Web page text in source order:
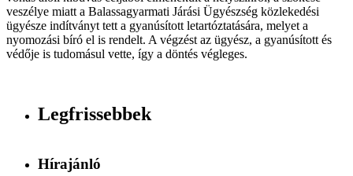
veszélye miatt a Balassagyarmati Járási Ügyészség közlekedési
ügyésze indítványt tett a gyanúsított letartóztatására, melyet a
nyomozási bíró el is rendelt. A végzést az ügyész, a gyanúsított és
védője is tudomásul vette, így a döntés végleges.
Legfrissebbek
Hírajánló